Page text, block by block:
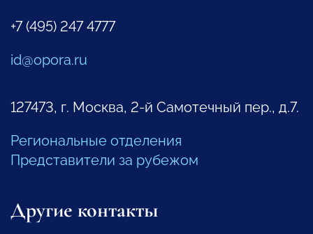
+7 (495) 247 4777
id@opora.ru
127473, г. Москва, 2-й Самотечный пер., д.7.
Региональные отделения
Представители за рубежом
Другие контакты